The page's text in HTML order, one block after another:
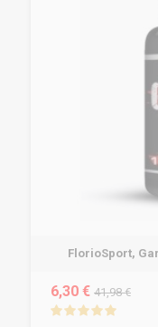
FlorioSport,
6,30 € 41,98 €